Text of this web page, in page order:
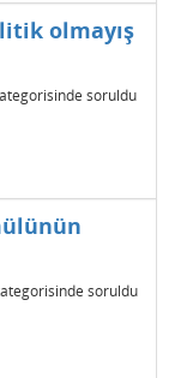
olmayış
soruldu
soruldu